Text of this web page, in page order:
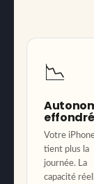
📉
Votre
tient plus la
journée. La
capacité